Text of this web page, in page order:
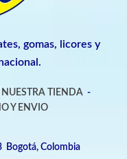
gomas, licores y
NUESTRA TIENDA -
Y ENVIO
Bogotá, Colombia